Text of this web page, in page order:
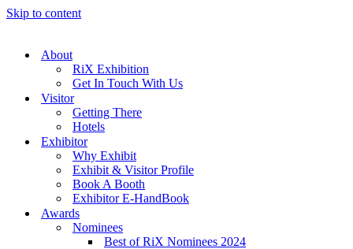
Skip to content
About
RiX Exhibition
Get In Touch With Us
Visitor
Getting There
Hotels
Exhibitor
Why Exhibit
Exhibit & Visitor Profile
Book A Booth
Exhibitor E-HandBook
Awards
Nominees
Best of RiX Nominees 2024